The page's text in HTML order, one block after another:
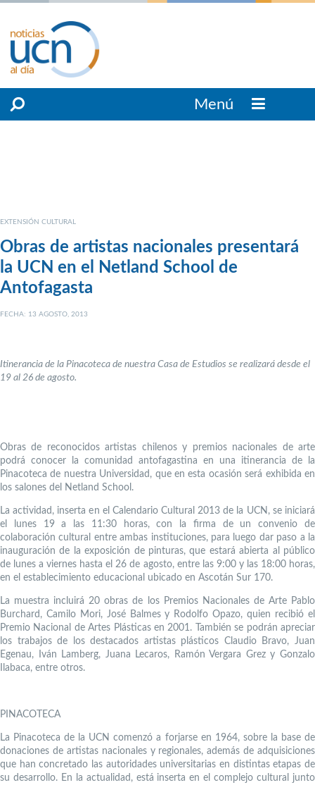
Menú
EXTENSIÓN CULTURAL
Obras de artistas nacionales presentará
la UCN en el Netland School de
Antofagasta
FECHA: 13 AGOSTO, 2013
Itinerancia de la Pinacoteca de nuestra Casa de Estudios se realizará desde el
19 al 26 de agosto.
Obras de reconocidos artistas chilenos y premios nacionales de arte
podrá conocer la comunidad antofagastina en una itinerancia de la
Pinacoteca de nuestra Universidad, que en esta ocasión será exhibida en
los salones del Netland School.
La actividad, inserta en el Calendario Cultural 2013 de la UCN, se iniciará
el lunes 19 a las 11:30 horas, con la firma de un convenio de
colaboración cultural entre ambas instituciones, para luego dar paso a la
inauguración de la exposición de pinturas, que estará abierta al público
de lunes a viernes hasta el 26 de agosto, entre las 9:00 y las 18:00 horas,
en el establecimiento educacional ubicado en Ascotán Sur 170.
La muestra incluirá 20 obras de los Premios Nacionales de Arte Pablo
Burchard, Camilo Mori, José Balmes y Rodolfo Opazo, quien recibió el
Premio Nacional de Artes Plásticas en 2001. También se podrán apreciar
los trabajos de los destacados artistas plásticos Claudio Bravo, Juan
Egenau, Iván Lamberg, Juana Lecaros, Ramón Vergara Grez y Gonzalo
Ilabaca, entre otros.
PINACOTECA
La Pinacoteca de la UCN comenzó a forjarse en 1964, sobre la base de
donaciones de artistas nacionales y regionales, además de adquisiciones
que han concretado las autoridades universitarias en distintas etapas de
su desarrollo. En la actualidad, está inserta en el complejo cultural junto